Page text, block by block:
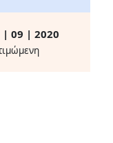
| 09 | 2020